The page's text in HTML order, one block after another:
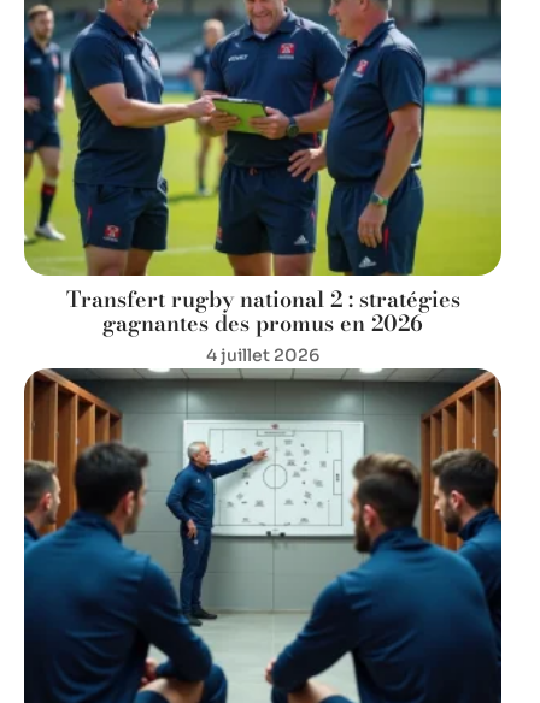
Transfert rugby national 2 : stratégies
gagnantes des promus en 2026
4 juillet 2026